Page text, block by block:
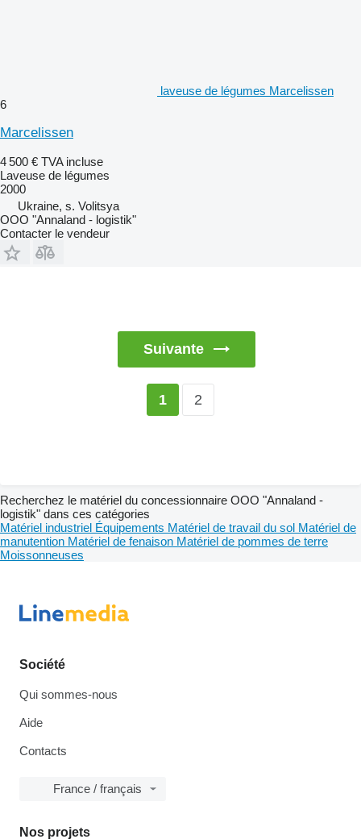
laveuse de légumes Marcelissen
6
Marcelissen
4 500 € TVA incluse
Laveuse de légumes
2000
Ukraine, s. Volitsya
OOO "Annaland - logistik"
Contacter le vendeur
Suivante
1 2
Recherchez le matériel du concessionnaire OOO "Annaland -
logistik" dans ces catégories
Matériel industriel Équipements Matériel de travail du sol Matériel de
manutention Matériel de fenaison Matériel de pommes de terre
Moissonneuses
Société
Qui sommes-nous
Aide
Contacts
France / français
Nos projets